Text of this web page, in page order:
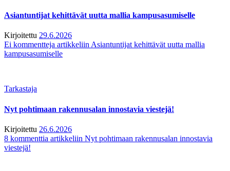
Asiantuntijat kehittävät uutta mallia kampusasumiselle
Kirjoitettu 29.6.2026
Ei kommentteja artikkeliin Asiantuntijat kehittävät uutta mallia
kampusasumiselle
Tarkastaja
Nyt pohtimaan rakennusalan innostavia viestejä!
Kirjoitettu 26.6.2026
8 kommenttia artikkeliin Nyt pohtimaan rakennusalan innostavia
viestejä!